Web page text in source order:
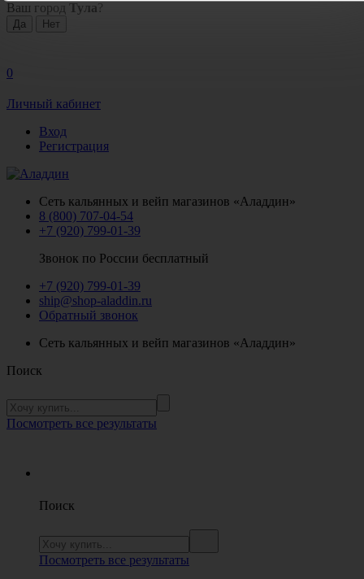
Ваш город Тула ?
0
Личный кабинет
Вход
Регистрация
Сеть кальянных и вейп магазинов «Аладдин»
8 (800) 707-04-54
+7 (920) 799-01-39
Звонок по России бесплатный
+7 (920) 799-01-39
ship@shop-aladdin.ru
Обратный звонок
Сеть кальянных и вейп магазинов «Аладдин»
Поиск
Посмотреть все результаты
Поиск
Посмотреть все результаты